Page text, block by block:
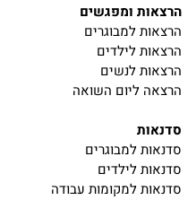
הרצאות ומפגשים
הרצאות למבוגרים
הרצאות לילדים
הרצאות לנשים
הרצאה ליום השואה
סדנאות
סדנאות למבוגרים
סדנאות לילדים
סדנאות למקומות עבודה